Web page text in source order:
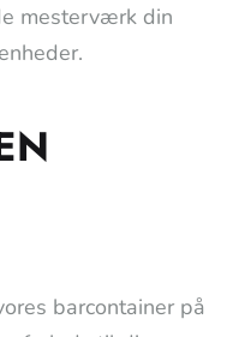
mesterværk din
barcontainer på